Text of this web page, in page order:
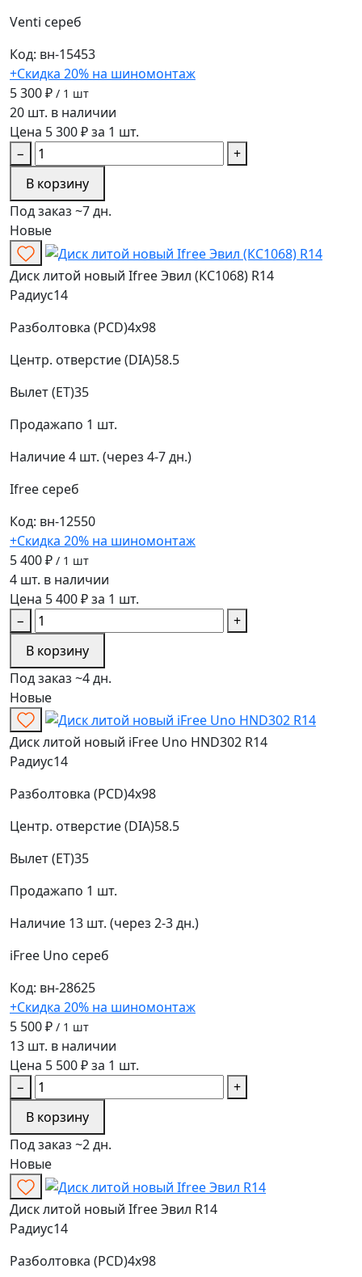
Venti сереб
Код: вн-15453
+Скидка 20% на шиномонтаж
5 300 ₽ / 1 шт
20 шт. в наличии
Цена 5 300 ₽ за 1 шт.
−
+
В корзину
Под заказ ~7 дн.
Новые
Диск литой новый Ifree Эвил (КС1068) R14
Радиус14
Разболтовка (PCD)4x98
Центр. отверстие (DIA)58.5
Вылет (ET)35
Продажапо 1 шт.
Наличие4 шт. (через 4-7 дн.)
Ifree сереб
Код: вн-12550
+Скидка 20% на шиномонтаж
5 400 ₽ / 1 шт
4 шт. в наличии
Цена 5 400 ₽ за 1 шт.
−
+
В корзину
Под заказ ~4 дн.
Новые
Диск литой новый iFree Uno HND302 R14
Радиус14
Разболтовка (PCD)4x98
Центр. отверстие (DIA)58.5
Вылет (ET)35
Продажапо 1 шт.
Наличие 13 шт. (через 2-3 дн.)
iFree Uno сереб
Код: вн-28625
+Скидка 20% на шиномонтаж
5 500 ₽ / 1 шт
13 шт. в наличии
Цена 5 500 ₽ за 1 шт.
−
+
В корзину
Под заказ ~2 дн.
Новые
Диск литой новый Ifree Эвил R14
Радиус14
Разболтовка (PCD)4x98